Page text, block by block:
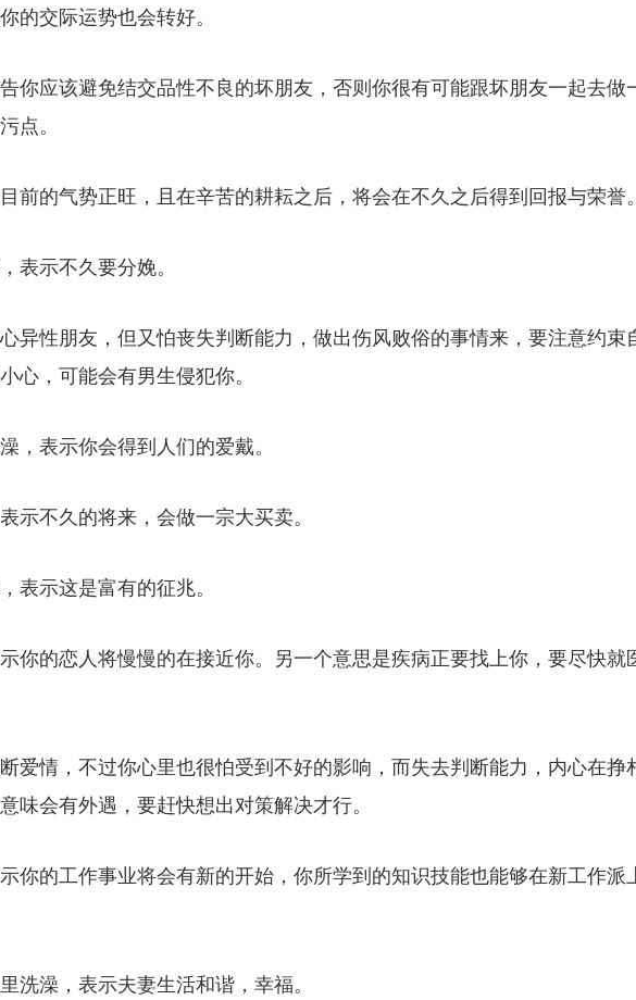
的交际运势也会转好。
你应该避免结交品性不良的坏朋友，否则你很有可能跟坏朋友一起去做
点。
前的气势正旺，且在辛苦的耕耘之后，将会在不久之后得到回报与荣誉
表示不久要分娩。
异性朋友，但又怕丧失判断能力，做出伤风败俗的事情来，要注意约束
心，可能会有男生侵犯你。
，表示你会得到人们的爱戴。
示不久的将来，会做一宗大买卖。
表示这是富有的征兆。
你的恋人将慢慢的在接近你。另一个意思是疾病正要找上你，要尽快就
爱情，不过你心里也很怕受到不好的影响，而失去判断能力，内心在挣
味会有外遇，要赶快想出对策解决才行。
你的工作事业将会有新的开始，你所学到的知识技能也能够在新工作派
洗澡，表示夫妻生活和谐，幸福。